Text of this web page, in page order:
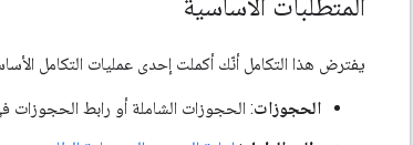
يفترض هذا التكامل أنّك أكملت إحدى عمليات التكامل
الحجوزات: الحجوزات الشاملة أو رابط الحجوزات